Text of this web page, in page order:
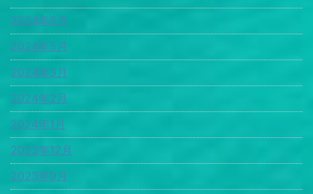
2024年6月
2024年5月
2024年3月
2024年2月
2024年1月
2023年12月
2023年9月